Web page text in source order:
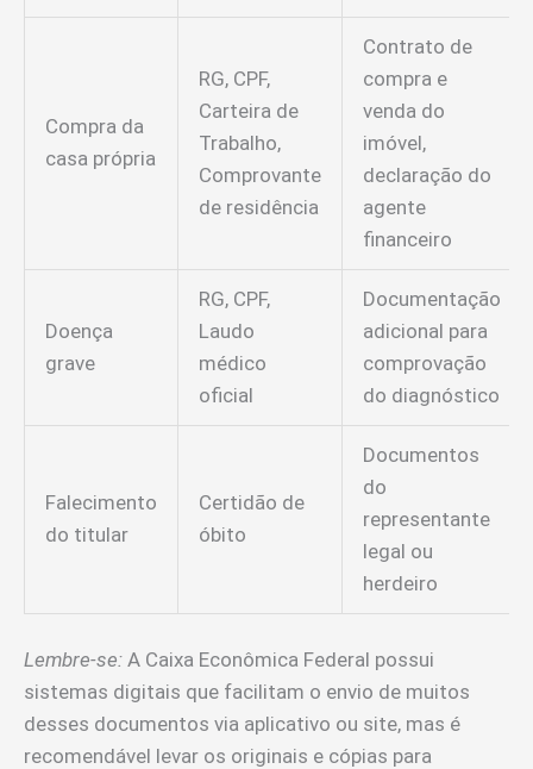
Compra da
casa própria
RG, CPF,
Carteira de
Trabalho,
Comprovante
de residência
Contrato de
compra e
venda do
imóvel,
declaração do
agente
financeiro
Doença
grave
RG, CPF,
Laudo
médico
oficial
Documentação
adicional para
comprovação
do diagnóstico
Falecimento
do titular
Certidão de
óbito
Documentos
do
representante
legal ou
herdeiro
Lembre-se: A Caixa Econômica Federal possui
sistemas digitais que facilitam o envio de muitos
desses documentos via aplicativo ou site, mas é
recomendável levar os originais e cópias para